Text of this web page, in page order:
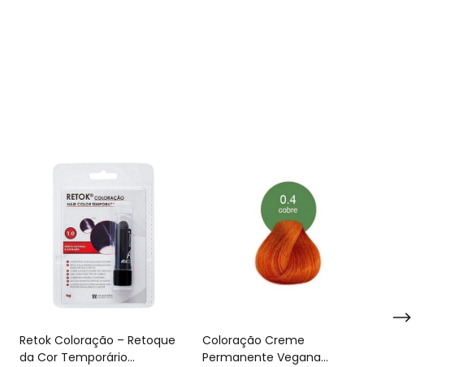
Retok Coloração – Retoque
da Cor Temporário
Coloração Creme
Permanente Vegana